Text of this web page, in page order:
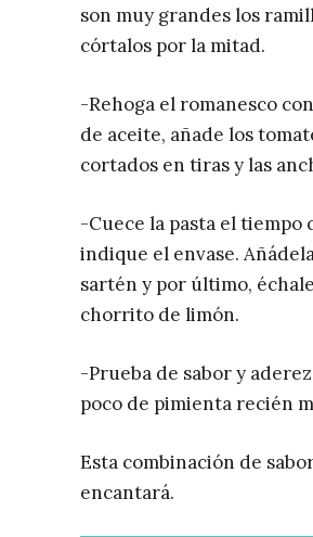
son muy grandes los
córtalos por la mitad.
-Rehoga el romanesco
de aceite, añade los
cortados en tiras y las
-Cuece la pasta el tiempo
indique el envase.
sartén y por último,
chorrito de limón.
-Prueba de sabor y
poco de pimienta recién
Esta combinación de
encantará.